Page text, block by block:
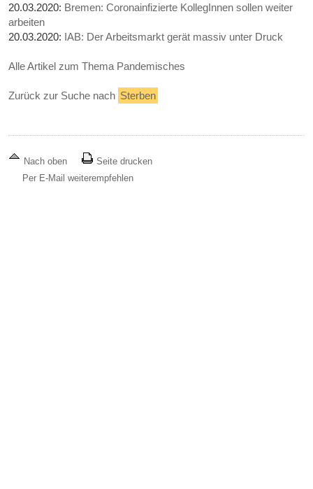
20.03.2020: Bremen: Coronainfizierte KollegInnen sollen weiter
arbeiten
20.03.2020: IAB: Der Arbeitsmarkt gerät massiv unter Druck
Alle Artikel zum Thema Pandemisches
Zurück zur Suche nach Sterben
Nach oben
Seite drucken
Per E-Mail weiterempfehlen